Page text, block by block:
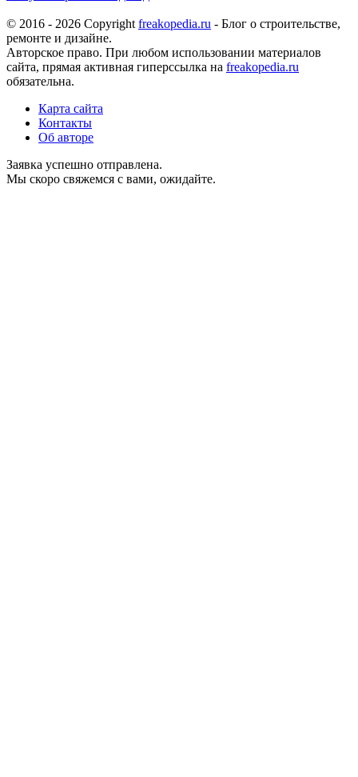
© 2016 - 2026 Copyrightfreakopedia.ru - Блог о строительстве,
ремонте и дизайне.
Авторское право. При любом использовании материалов
сайта, прямая активная гиперссылка на freakopedia.ru
обязательна.
Карта сайта
Контакты
Об авторе
Заявка успешно отправлена.
Мы скоро свяжемся с вами, ожидайте.